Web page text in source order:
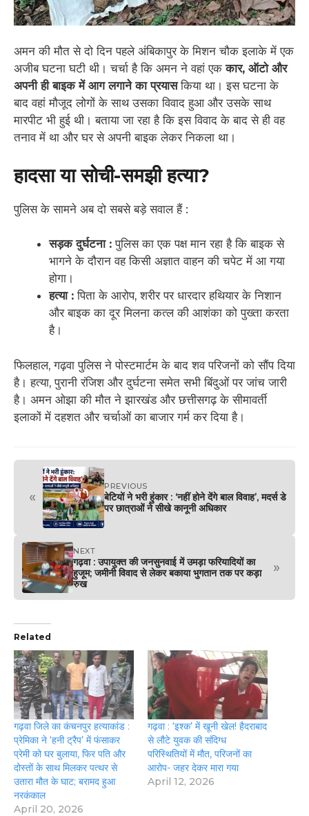
अमन की मौत से दो दिन पहले अंबिकापुर के मिशन चौक इलाके में एक
अजीब घटना घटी थी। चर्चा है कि अमन ने वहां एककार, ऑटो और
अपनी ही बाइक में आग लगाने का प्रयासकिया था। इस घटना के
बाद वहां मौजूद लोगों के साथ उसका विवाद हुआ और उसके साथ
मारपीट भी हुई थी। बताया जा रहा है कि इस विवाद के बाद से ही वह
तनाव में था और घर से अपनी बाइक लेकर निकला था।
हादसा या सोची-समझी हत्या?
पुलिस के सामने अब दो सबसे बड़े सवाल हैं :
सड़क दुर्घटना : पुलिस का एक पक्ष मान रहा है कि बाइक से
भागने के दौरान वह किसी अज्ञात वाहन की चपेट में आ गया
होगा।
हत्या : पिता के आरोप, शरीर पर धारदार हथियार के निशान
और बाइक का दूर मिलना कत्ल की आशंका को पुख्ता करता
है।
फिलहाल, गढ़वा पुलिस ने पोस्टमार्टम के बाद शव परिजनों को सौंप दिया
है। हत्या, पुरानी रंजिश और दुर्घटना समेत सभी बिंदुओं पर जांच जारी
है। अमन ओझा की मौत ने झारखंड और छत्तीसगढ़ के सीमावर्ती
इलाकों में दहशत और चर्चाओं का बाजार गर्म कर दिया है।
«
PREVIOUS
बेटियों ने भरी हुंकार : ‘नहीं होने देंगे बाल विवाह’, मदर्स डे
पर छात्राओं ने सीखे कानूनी अधिकार
NEXT
गढ़वा : उपायुक्त की जनसुनवाई में उमड़ा फरियादियों का
हुजूम; जमीनी विवाद से लेकर बकाया भुगतान तक पर कड़ा
रुख
»
Related
गढ़वा जिले का कंचनपुर हत्याकांड :
प्रेमिका ने ‘हनी ट्रैप’ में फंसाकर
प्रेमी को घर बुलाया, फिर पति और
दोस्तों के साथ मिलकर पत्थर से
उतारा मौत के घाट; बरामद हुआ
नरकंकाल
April 20, 2026
गढ़वा : ‘इश्क’ में खूनी खेल! हैदराबाद
से लौटे युवक की संदिग्ध
परिस्थितियों में मौत, परिजनों का
आरोप- जहर देकर मारा गया
April 12, 2026